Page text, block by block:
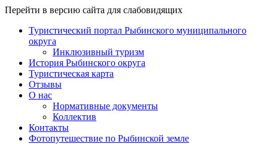
Перейти в версию сайта для слабовидящих
Туристический портал Рыбинского муниципального
округа
Инклюзивный туризм
История Рыбинского округа
Туристическая карта
Отзывы
О нас
Нормативные документы
Коллектив
Контакты
Фотопутешествие по Рыбинской земле